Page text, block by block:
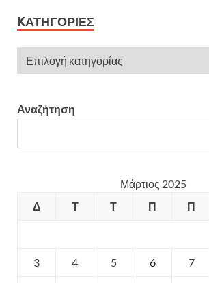
KΑΤΗΓΟΡΊΕΣ
Αναζήτηση
Μάρτιος 2025
Δ
Τ Τ Π Π
3 4 5 6 7